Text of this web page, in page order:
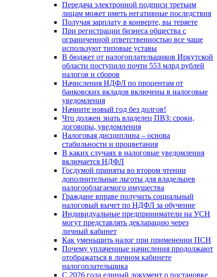
Передача электронной подписи третьим
лицам может иметь негативные последствия
Получая зарплату в конверте, вы теряете
При регистрации бизнеса общества с
ограниченной ответственностью все чаще
используют типовые уставы
В бюджет от налогоплательщиков Иркутской
области поступило почти 553 млрд рублей
налогов и сборов
Начисления НДФЛ по процентам от
банковских вкладов включены в налоговые
уведомления
Начните новый год без долгов!
Что должен знать владелец ПВЗ: сроки,
договоры, уведомления
Налоговая дисциплина – основа
стабильности и процветания
В каких случаях в налоговые уведомления
включается НДФЛ
Госдумой приняты во втором чтении
дополнительные льготы для владельцев
налогооблагаемого имущества
Граждане вправе получить социальный
налоговый вычет по НДФЛ за обучение
Индивидуальные предприниматели на УСН
могут представлять декларацию через
личный кабинет
Как уменьшить налог при применении ПСН
Почему уплаченные начисления продолжают
отображаться в личном кабинете
налогоплательщика
С 2026 года единый документ о постановке